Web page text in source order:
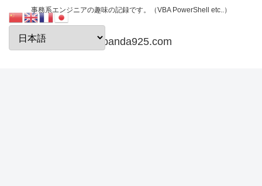
事務系エンジニアの趣味の記録です。（VBA PowerShell etc..）
papanda925.com